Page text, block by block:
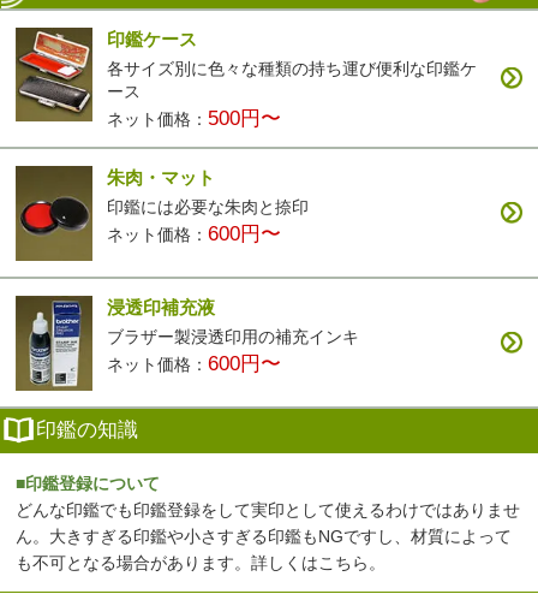
印鑑ケース
各サイズ別に色々な種類の持ち運び便利な印鑑ケ
ース
ネット価格： 500円〜
朱肉・マット
印鑑には必要な朱肉と捺印
ネット価格：600円〜
浸透印補充液
ブラザー製浸透印用の補充インキ
ネット価格：600円〜
印鑑の知識
■印鑑登録について
どんな印鑑でも印鑑登録をして実印として使えるわけではありませ
ん。大きすぎる印鑑や小さすぎる印鑑もNGですし、材質によって
も不可となる場合があります。詳しくはこちら 。